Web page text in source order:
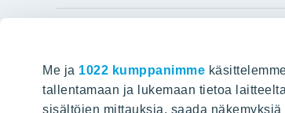
Me ja 1022 kumppanimme
tallentamaan ja lukemaan tietoa
sisältöjen mittauksia, saada
Hyvin rakennettu huominen